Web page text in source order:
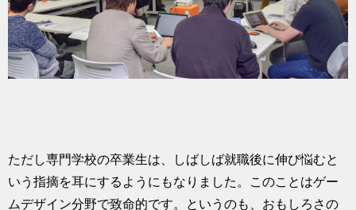
ただし専門学校の卒業生は、しばしば就職後に伸び悩むと
いう指摘を耳にするようにもなりました。このことはゲー
ムデザイン分野で致命的です。というのも、おもしろさの